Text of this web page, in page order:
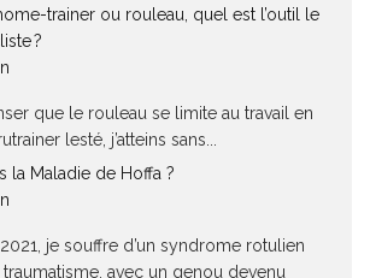
trainer ou rouleau, quel est l’outil le
?
que le rouleau se limite au travail en
lesté, j’atteins sans...
la Maladie de Hoffa ?
je souffre d’un syndrome rotulien
avec un genou devenu